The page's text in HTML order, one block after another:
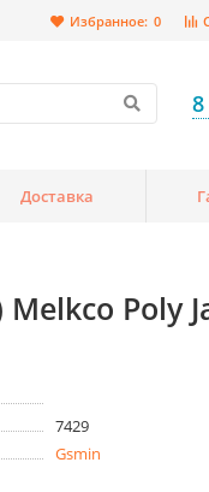
Избранное: 0
Доставка
Poly
7429
Gsmin